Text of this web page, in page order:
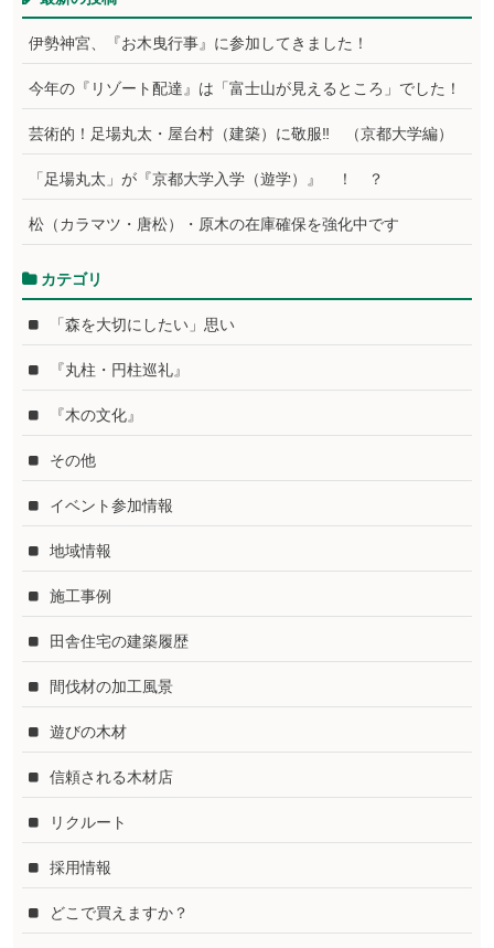
伊勢神宮、『お木曳行事』に参加してきました！
今年の『リゾート配達』は「富士山が見えるところ」でした！
芸術的！足場丸太・屋台村（建築）に敬服‼ （京都大学編）
「足場丸太」が『京都大学入学（遊学）』 ！ ？
松（カラマツ・唐松）・原木の在庫確保を強化中です
カテゴリ
「森を大切にしたい」思い
『丸柱・円柱巡礼』
『木の文化』
その他
イベント参加情報
地域情報
施工事例
田舎住宅の建築履歴
間伐材の加工風景
遊びの木材
信頼される木材店
リクルート
採用情報
どこで買えますか？